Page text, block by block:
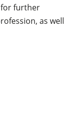
for further
as well